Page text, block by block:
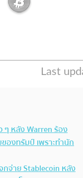
ๆ หลัง Warren ร้อง
องทรัมป์ เพราะทำนัก
กจ่าย Stablecoin หลัง